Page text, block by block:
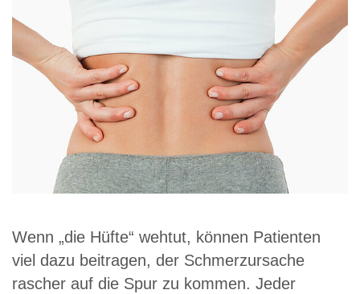
Wenn „die Hüfte“ wehtut, können Patienten
viel dazu beitragen, der Schmerzursache
rascher auf die Spur zu kommen. Jeder